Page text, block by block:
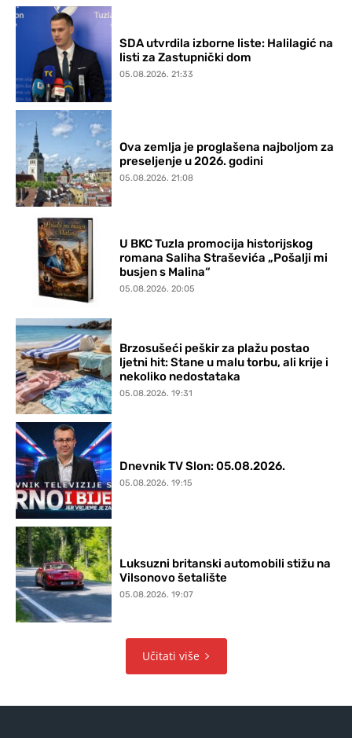
SDA utvrdila izborne liste: Halilagić na
listi za Zastupnički dom
05.08.2026. 21:33
Ova zemlja je proglašena najboljom za
preseljenje u 2026. godini
05.08.2026. 21:08
U BKC Tuzla promocija historijskog
romana Saliha Straševića „Pošalji mi
busjen s Malina“
05.08.2026. 20:05
Brzosušeći peškir za plažu postao
ljetni hit: Stane u malu torbu, ali krije i
nekoliko nedostataka
05.08.2026. 19:31
Dnevnik TV Slon: 05.08.2026.
05.08.2026. 19:15
Luksuzni britanski automobili stižu na
Vilsonovo šetalište
05.08.2026. 19:07
Učitati više